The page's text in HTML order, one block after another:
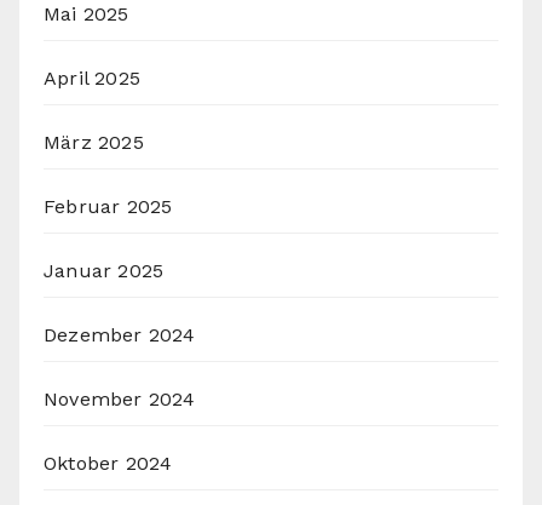
Mai 2025
April 2025
März 2025
Februar 2025
Januar 2025
Dezember 2024
November 2024
Oktober 2024